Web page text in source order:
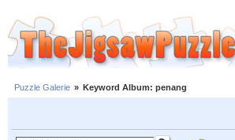
Puzzle Galerie » Keyword Album: penang